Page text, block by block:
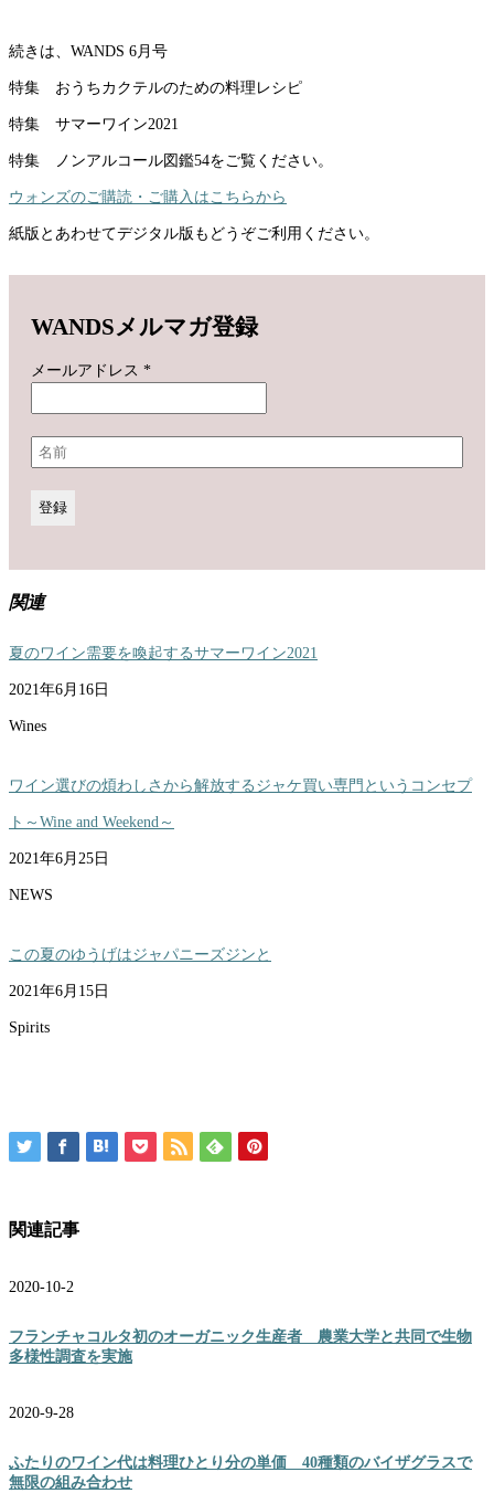
続きは、WANDS 6月号
特集 おうちカクテルのための料理レシピ
特集 サマーワイン2021
特集 ノンアルコール図鑑54をご覧ください。
ウォンズのご購読・ご購入はこちらから
紙版とあわせてデジタル版もどうぞご利用ください。
WANDSメルマガ登録
メールアドレス *
関連
夏のワイン需要を喚起するサマーワイン2021
2021年6月16日
Wines
ワイン選びの煩わしさから解放するジャケ買い専門というコンセプ
ト～Wine and Weekend～
2021年6月25日
NEWS
この夏のゆうげはジャパニーズジンと
2021年6月15日
Spirits
関連記事
2020-10-2
フランチャコルタ初のオーガニック生産者 農業大学と共同で生物
多様性調査を実施
2020-9-28
ふたりのワイン代は料理ひとり分の単価 40種類のバイザグラスで
無限の組み合わせ